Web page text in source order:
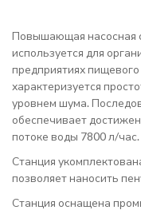
Повышающая насосная
используется для
предприятиях
характеризуется
уровнем шума.
обеспечивает
потоке воды 7800 л/час.
Станция
позволяет наносить
Станция оснащена